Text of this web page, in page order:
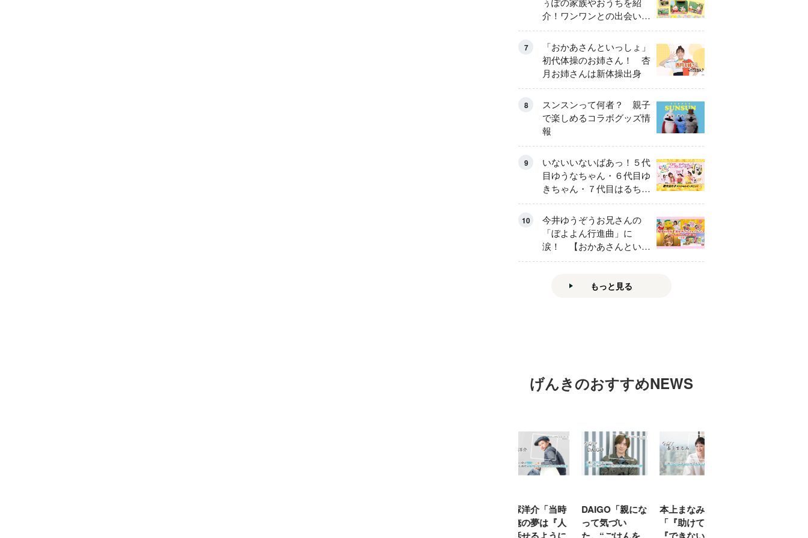
介！ワンワンとの出会いの
瞬間も
7
「おかあさんといっしょ」
初代体操のお姉さん！ 杏
月お姉さんは新体操出身
8
スンスンって何者？ 親子
で楽しめるコラボグッズ情
報
9
いないいないばあっ！５代
目ゆうなちゃん・６代目ゆ
きちゃん・７代目はるちゃ
ん スペシャルインタビュ
ー
10
今井ゆうぞうお兄さんの
「ぼよよん行進曲」に
涙！ 【おかあさんといっ
しょ65周年特別番組】
もっと見る
げんきのおすすめNEWS
窪塚洋介「当時
の俺の夢は『人
と話せるように
DAIGO「親にな
って気づい
た。“ごはんを
本上まなみ
「『助けて』
『できない』が